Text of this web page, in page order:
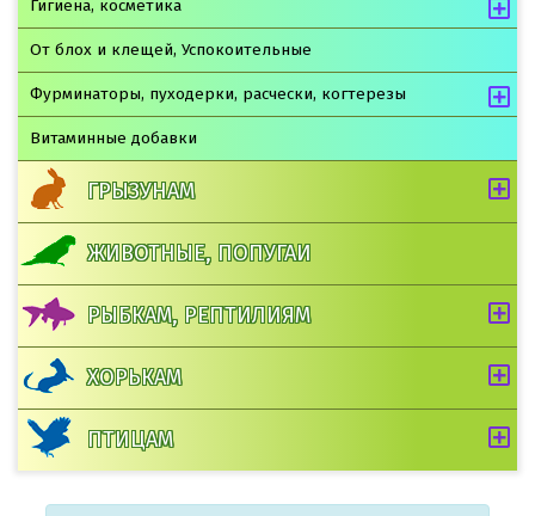
Гигиена, косметика
От блох и клещей, Успокоительные
Фурминаторы, пуходерки, расчески, когтерезы
Витаминные добавки
ГРЫЗУНАМ
ЖИВОТНЫЕ, ПОПУГАИ
РЫБКАМ, РЕПТИЛИЯМ
ХОРЬКАМ
ПТИЦАМ